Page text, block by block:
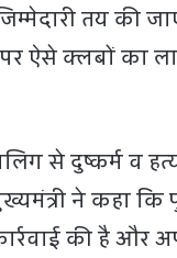
तय की
ऐसे क्लबों का
से दुष्कर्म व
ने कहा
की है और